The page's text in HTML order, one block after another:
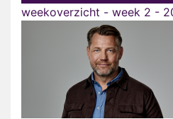
weekoverzicht - week 2 -